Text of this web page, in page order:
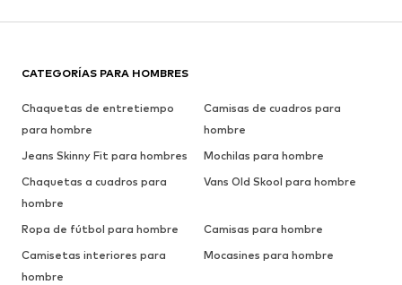
CATEGORÍAS PARA HOMBRES
Chaquetas de entretiempo
para hombre
Camisas de cuadros para
hombre
Jeans Skinny Fit para hombres
Mochilas para hombre
Chaquetas a cuadros para
hombre
Vans Old Skool para hombre
Ropa de fútbol para hombre
Camisas para hombre
Camisetas interiores para
hombre
Mocasines para hombre